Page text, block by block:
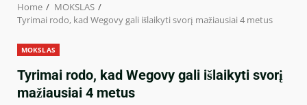
Home
MOKSLAS
Tyrimai rodo, kad Wegovy gali išlaikyti svorį mažiausiai 4 metus
MOKSLAS
Tyrimai rodo, kad Wegovy gali išlaikyti svorį
mažiausiai 4 metus